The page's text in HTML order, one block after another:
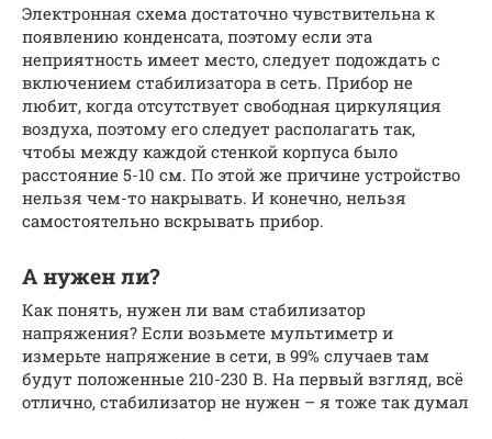
Электронная схема достаточно чувствительна к
появлению конденсата, поэтому если эта
неприятность имеет место, следует подождать с
включением стабилизатора в сеть. Прибор не
любит, когда отсутствует свободная циркуляция
воздуха, поэтому его следует располагать так,
чтобы между каждой стенкой корпуса было
расстояние 5-10 см. По этой же причине устройство
нельзя чем-то накрывать. И конечно, нельзя
самостоятельно вскрывать прибор.
А нужен ли?
Как понять, нужен ли вам стабилизатор
напряжения? Если возьмете мультиметр и
измерьте напряжение в сети, в 99% случаев там
будут положенные 210-230 В. На первый взгляд, всё
отлично, стабилизатор не нужен – я тоже так думал